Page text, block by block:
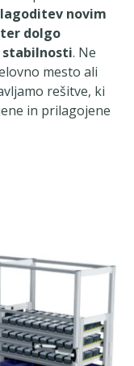
novim
dolgo
stabilnosti. Ne
mesto ali
rešitve, ki
in prilagojene